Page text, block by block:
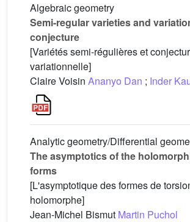
Algebraic geometry
Semi-regular varieties and
conjecture
[Variétés semi-régulières et
variationnelle]
Claire Voisin Ananyo Dan ; Inder
Analytic geometry/Differential
The asymptotics of the
forms
[L'asymptotique des formes de
holomorphe]
Jean-Michel Bismut Martin Puchol